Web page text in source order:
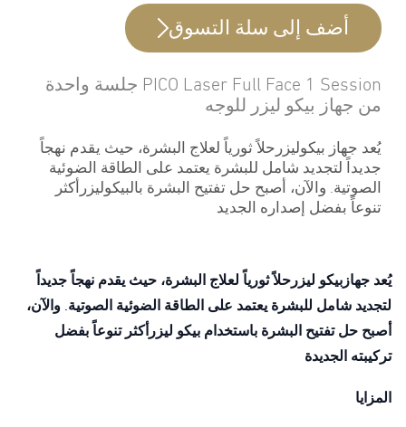
أضف إلى سلة التسوق
PICO Laser Full Face 1 Session جلسة واحدة
من جهاز بيكو ليزر للوجه
يُعد جهاز بيكوليزرحلاً ثورياً لعلاج البشرة، حيث يقدم نهجاً
جديداً لتجديد شامل للبشرة يعتمد على الطاقة الضوئية
الصوتية. والآن، أصبح حل تفتيح البشرة بالبيكوليزرأكثر
تنوعاً بفضل إصداره الجديد
يُعد جهازبيكو ليزرحلاً ثورياً لعلاج البشرة، حيث يقدم نهجاً جديداً
لتجديد شامل للبشرة يعتمد على الطاقة الضوئية الصوتية. والآن،
أصبح حل تفتيح البشرة باستخدام بيكو ليزرأكثر تنوعاً بفضل
تركيبته الجديدة
المزايا